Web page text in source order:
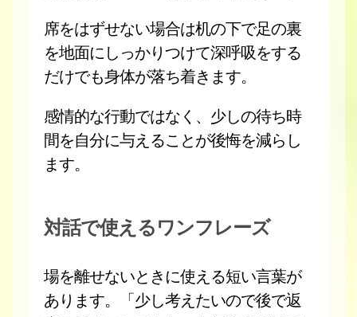
席をはずせない場合は机の下で足の裏
を地面にしっかりつけて深呼吸をする
だけでも身体が落ち着きます。
感情的な行動ではなく、少しの待ち時
間を自分に与えることが後悔を減らし
ます。
対話で使えるワンフレーズ
場を離せないときに使える短い言葉が
あります。「少し考えたいので後で返